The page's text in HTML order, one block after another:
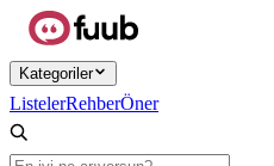
Ana içeriğe atla
Kategoriler
ListelerRehberÖner